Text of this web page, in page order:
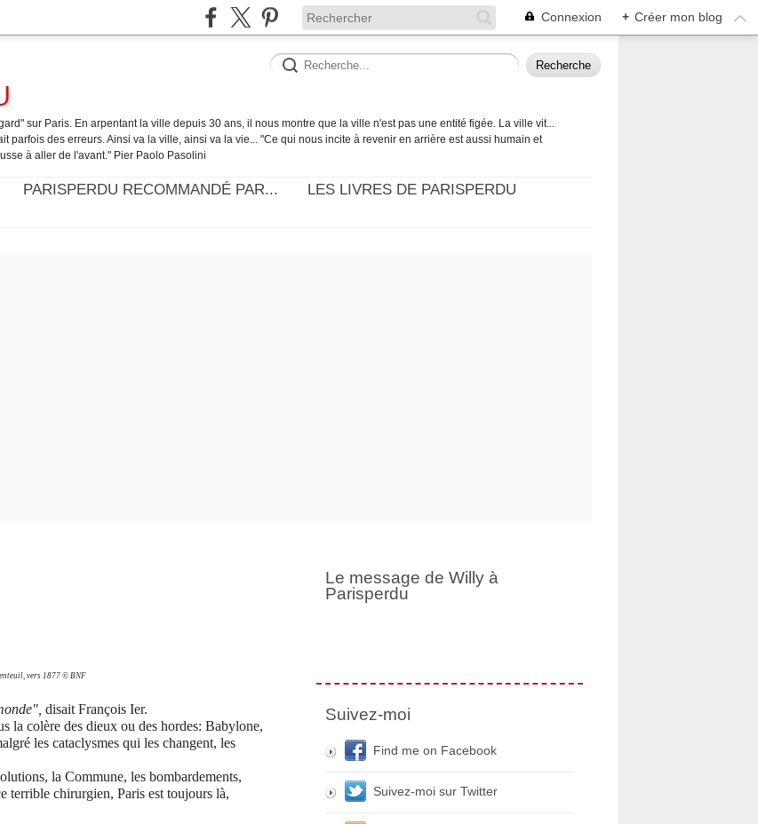
Connexion + Créer mon blog
sur Paris. En arpentant la ville depuis 30 ans, il nous montre que la ville n'est pas une entité figée. La ville vit...
parfois des erreurs. Ainsi va la ville, ainsi va la vie... "Ce qui nous incite à revenir en arrière est aussi humain et
à aller de l'avant." Pier Paolo Pasolini
PARISPERDU RECOMMANDÉ PAR...
LES LIVRES DE PARISPERDU
vers 1877 © BNF
disait François Ier.
la colère des dieux ou des hordes: Babylone,
les cataclysmes qui les changent, les
la Commune, les bombardements,
terrible chirurgien, Paris est toujours là,
Le message de Willy à
Parisperdu
Suivez-moi
Find me on Facebook
Suivez-moi sur Twitter